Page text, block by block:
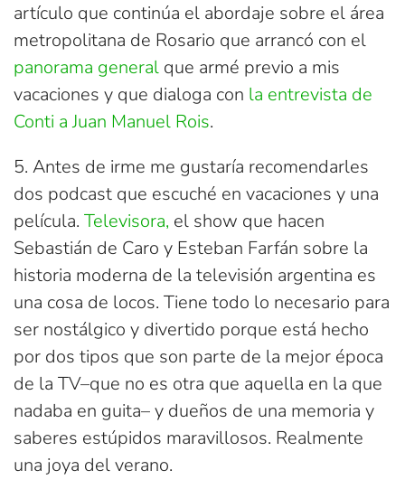
artículo que continúa el abordaje sobre el área
metropolitana de Rosario que arrancó con el
panorama general que armé previo a mis
vacaciones y que dialoga con la entrevista de
Conti a Juan Manuel Rois.
5. Antes de irme me gustaría recomendarles
dos podcast que escuché en vacaciones y una
película. Televisora, el show que hacen
Sebastián de Caro y Esteban Farfán sobre la
historia moderna de la televisión argentina es
una cosa de locos. Tiene todo lo necesario para
ser nostálgico y divertido porque está hecho
por dos tipos que son parte de la mejor época
de la TV–que no es otra que aquella en la que
nadaba en guita– y dueños de una memoria y
saberes estúpidos maravillosos. Realmente
una joya del verano.